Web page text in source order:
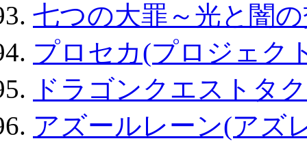
七つの大罪～光と闇
プロセカ(プロジェク
ドラゴンクエストタ
アズールレーン(アズ